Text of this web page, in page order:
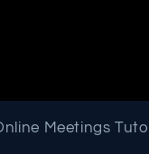
Meetings